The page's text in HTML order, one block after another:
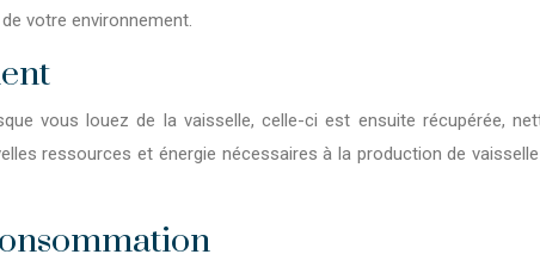
votre environnement.
vous louez de la vaisselle, celle-ci est ensuite récupérée,
ressources et énergie nécessaires à la production de